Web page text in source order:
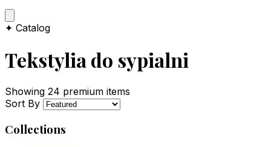
✦ Catalog
Tekstylia do sypialni
Showing 24 premium items
Sort By
Collections